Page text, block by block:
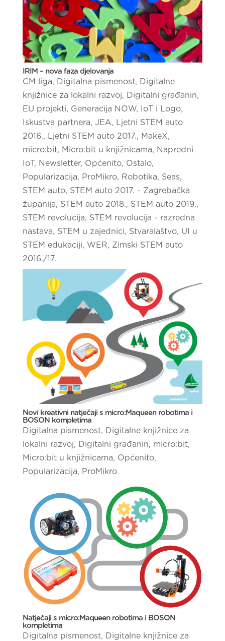
IRIM – nova faza djelovanja
CM liga, Digitalna pismenost, Digitalne
knjižnice za lokalni razvoj, Digitalni građanin,
EU projekti, Generacija NOW, IoT i Logo,
Iskustva partnera, JEA, Ljetni STEM auto
2016., Ljetni STEM auto 2017., MakeX,
micro:bit, Micro:bit u knjižnicama, Napredni
IoT, Newsletter, Općenito, Ostalo,
Popularizacija, ProMikro, Robotika, Seas,
STEM auto, STEM auto 2017. - Zagrebačka
županija, STEM auto 2018., STEM auto 2019.,
STEM revolucija, STEM revolucija - razredna
nastava, STEM u zajednici, Stvaralaštvo, UI u
STEM edukaciji, WER, Zimski STEM auto
2016./17.
Novi kreativni natječaji s micro:Maqueen robotima i
BOSON kompletima
Digitalna pismenost, Digitalne knjižnice za
lokalni razvoj, Digitalni građanin, micro:bit,
Micro:bit u knjižnicama, Općenito,
Popularizacija, ProMikro
Natječaji s micro:Maqueen robotima i BOSON
kompletima
Digitalna pismenost, Digitalne knjižnice za